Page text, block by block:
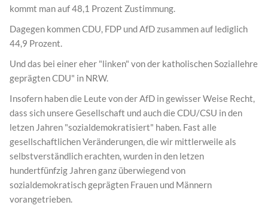
kommt man auf 48,1 Prozent Zustimmung.
Dagegen kommen CDU, FDP und AfD zusammen auf lediglich
44,9 Prozent.
Und das bei einer eher "linken" von der katholischen Soziallehre
geprägten CDU" in NRW.
Insofern haben die Leute von der AfD in gewisser Weise Recht,
dass sich unsere Gesellschaft und auch die CDU/CSU in den
letzen Jahren "sozialdemokratisiert" haben. Fast alle
gesellschaftlichen Veränderungen, die wir mittlerweile als
selbstverständlich erachten, wurden in den letzen
hundertfünfzig Jahren ganz überwiegend von
sozialdemokratisch geprägten Frauen und Männern
vorangetrieben.